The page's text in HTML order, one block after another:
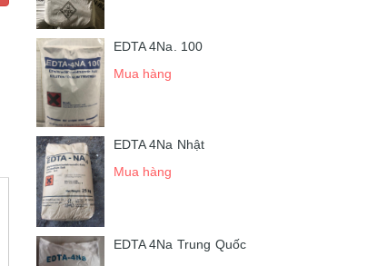
EDTA 4Na. 100
Mua hàng
EDTA 4Na Nhật
Mua hàng
EDTA 4Na Trung Quốc